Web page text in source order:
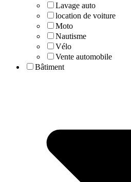
Lavage auto
location de voiture
Moto
Nautisme
Vélo
Vente automobile
Bâtiment